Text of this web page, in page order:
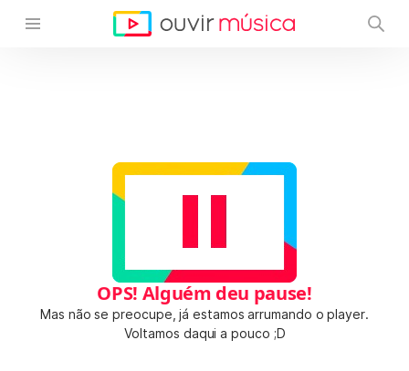
OPS! Alguém deu pause!
Mas não se preocupe, já estamos arrumando o player.
Voltamos daqui a pouco ;D